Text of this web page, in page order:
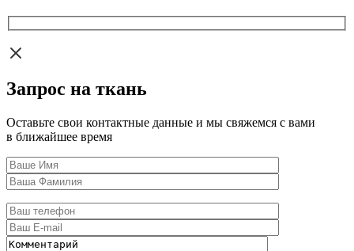
Запрос на ткань
Оставьте свои контактные данные и мы свяжемся с вами
в ближайшее время